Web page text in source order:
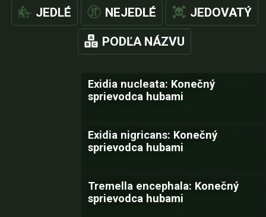
JEDLÉ NEJEDLÉ JEDOVATÝ
PODĽA NÁZVU
Exidia nucleata: Konečný
sprievodca hubami
Exidia nigricans: Konečný
sprievodca hubami
Tremella encephala: Konečný
sprievodca hubami